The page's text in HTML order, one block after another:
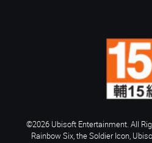
©2026 Ubisoft Entertainment. All
Rainbow Six, the Soldier Icon,